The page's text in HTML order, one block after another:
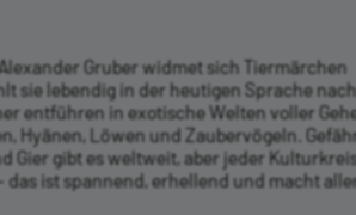
Gruber widmet sich Tiermärchen
sie lebendig in der heutigen Sprache
entführen in exotische Welten voller
Hyänen, Löwen und Zaubervögeln.
Gier gibt es weltweit, aber jeder
ist spannend, erhellend und macht